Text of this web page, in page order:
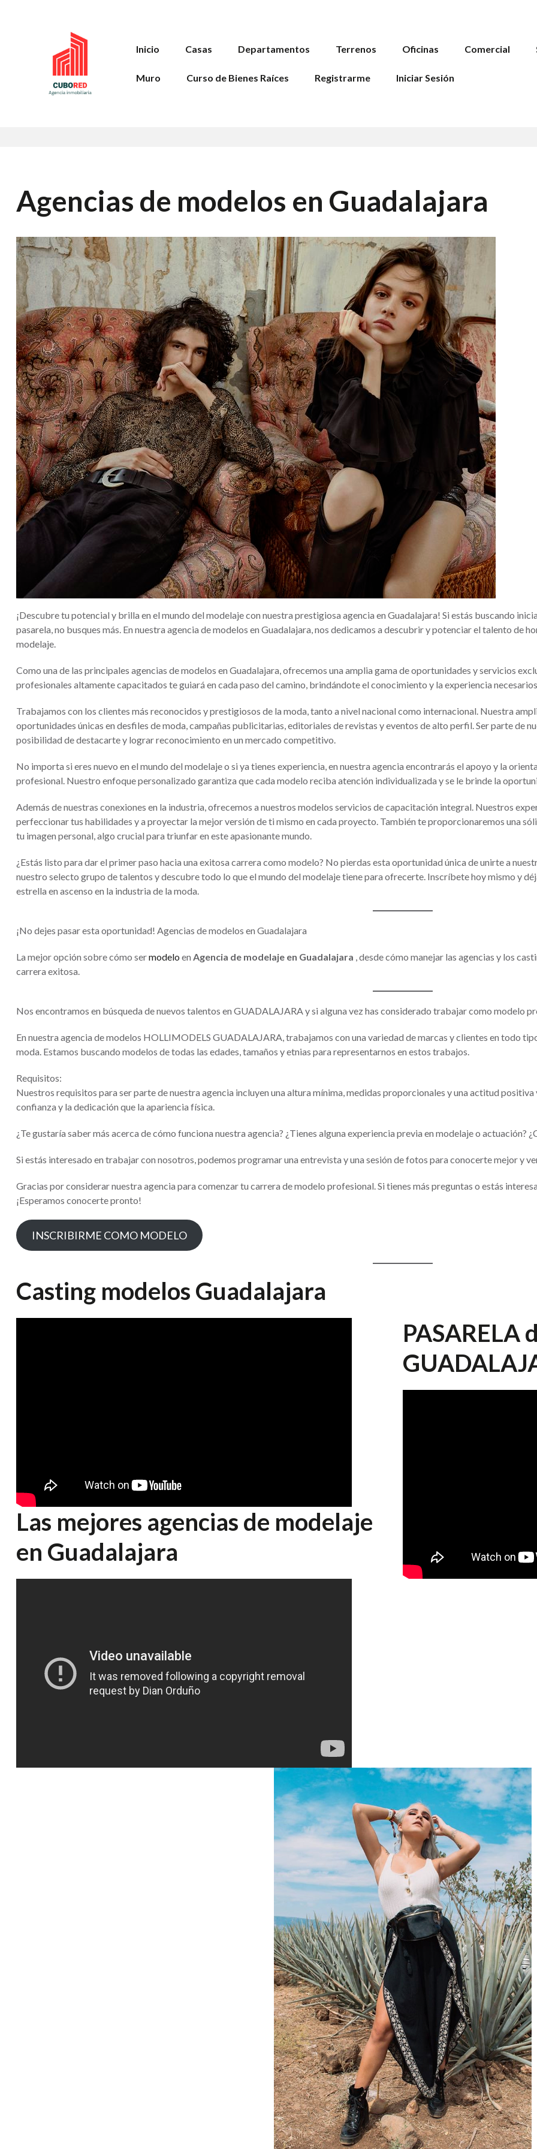
Inicio Casas Departamentos Terrenos Oficinas Comercial
Muro Curso de Bienes Raíces Registrarme Iniciar Sesión
Agencias de modelos en Guadalajara
¡Descubre tu potencial y brilla en el mundo del modelaje con nuestra prestigiosa agencia en Guadalajara! Si estás buscando
pasarela, no busques más. En nuestra agencia de modelos en Guadalajara, nos dedicamos a descubrir y potenciar el talento de
modelaje.
Como una de las principales agencias de modelos en Guadalajara, ofrecemos una amplia gama de oportunidades y servicios
profesionales altamente capacitados te guiará en cada paso del camino, brindándote el conocimiento y la experiencia
Trabajamos con los clientes más reconocidos y prestigiosos de la moda, tanto a nivel nacional como internacional. Nuestra
oportunidades únicas en desfiles de moda, campañas publicitarias, editoriales de revistas y eventos de alto perfil. Ser parte de
posibilidad de destacarte y lograr reconocimiento en un mercado competitivo.
No importa si eres nuevo en el mundo del modelaje o si ya tienes experiencia, en nuestra agencia encontrarás el apoyo y la
profesional. Nuestro enfoque personalizado garantiza que cada modelo reciba atención individualizada y se le brinde la
Además de nuestras conexiones en la industria, ofrecemos a nuestros modelos servicios de capacitación integral. Nuestros
perfeccionar tus habilidades y a proyectar la mejor versión de ti mismo en cada proyecto. También te proporcionaremos una
tu imagen personal, algo crucial para triunfar en este apasionante mundo.
¿Estás listo para dar el primer paso hacia una exitosa carrera como modelo? No pierdas esta oportunidad única de unirte a
nuestro selecto grupo de talentos y descubre todo lo que el mundo del modelaje tiene para ofrecerte. Inscríbete hoy mismo y
estrella en ascenso en la industria de la moda.
¡No dejes pasar esta oportunidad! Agencias de modelos en Guadalajara
La mejor opción sobre cómo sermodelo en Agencia de modelaje en Guadalajara , desde cómo manejar las agencias y los
carrera exitosa.
Nos encontramos en búsqueda de nuevos talentos en GUADALAJARA y si alguna vez has considerado trabajar como modelo
En nuestra agencia de modelos HOLLIMODELS GUADALAJARA, trabajamos con una variedad de marcas y clientes en todo
moda. Estamos buscando modelos de todas las edades, tamaños y etnias para representarnos en estos trabajos.
Requisitos:
Nuestros requisitos para ser parte de nuestra agencia incluyen una altura mínima, medidas proporcionales y una actitud
confianza y la dedicación que la apariencia física.
¿Te gustaría saber más acerca de cómo funciona nuestra agencia? ¿Tienes alguna experiencia previa en modelaje o
Si estás interesado en trabajar con nosotros, podemos programar una entrevista y una sesión de fotos para conocerte mejor y
Gracias por considerar nuestra agencia para comenzar tu carrera de modelo profesional. Si tienes más preguntas o estás
¡Esperamos conocerte pronto!
INSCRIBIRME COMO MODELO
Casting modelos Guadalajara
Las mejores agencias de modelaje
en Guadalajara
PASARELA